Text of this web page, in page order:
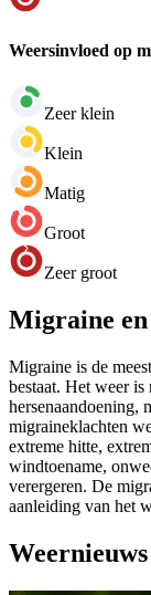
Weersinvloed op
Zeer klein
Klein
Matig
Groot
Zeer groot
Migraine
Migraine is de
bestaat. Het weer
hersenaandoening,
migraineklachten
extreme hitte,
windtoename,
verergeren. De
aanleiding van het
Weernieuws